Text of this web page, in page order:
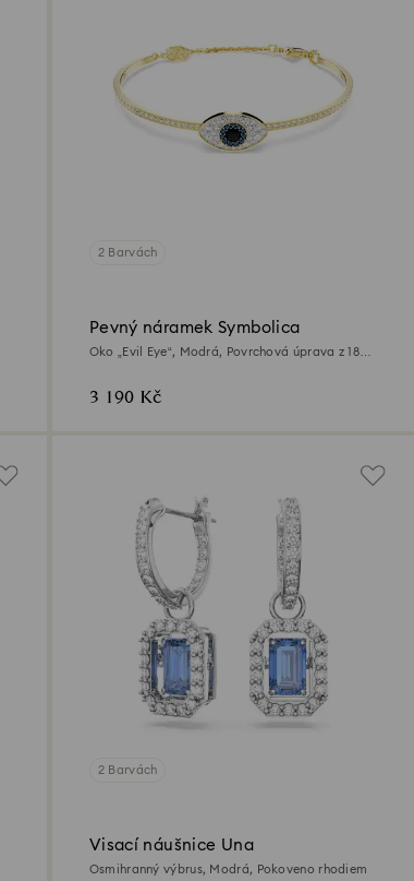
2 Barvách
Pevný náramek Symbolica
Oko „Evil Eye“, Modrá, Povrchová úprava z 18k
3 190 Kč
2 Barvách
Visací náušnice Una
Osmihranný výbrus, Modrá, Pokoveno rhodiem